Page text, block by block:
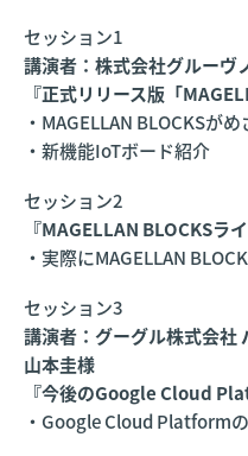
セッション1
講演者：株式会社グルーヴ
『正式リリース版「
・MAGELLAN BLOCKSが
・新機能IoTボード紹介
セッション2
『MAGELLAN BLOCKSラ
・実際にMAGELLAN
セッション3
講演者：グーグル株式会社
山本圭様
『今後のGoogle Cloud
・Google Cloud Platform